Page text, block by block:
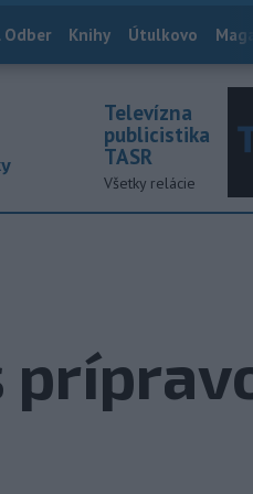
Odber Knihy Útulkovo
Televízna
publicistika
TASR
Všetky relácie